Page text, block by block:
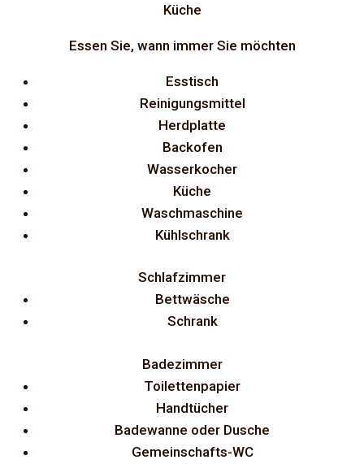
Küche
Essen Sie, wann immer Sie möchten
Esstisch
Reinigungsmittel
Herdplatte
Backofen
Wasserkocher
Küche
Waschmaschine
Kühlschrank
Schlafzimmer
Bettwäsche
Schrank
Badezimmer
Toilettenpapier
Handtücher
Badewanne oder Dusche
Gemeinschafts-WC